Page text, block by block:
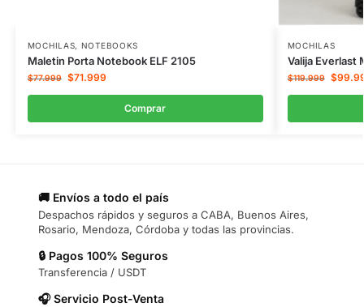
MOCHILAS, NOTEBOOKS
Maletin Porta Notebook ELF 2105
$77.999 $71.999
Comprar
MOCHILAS
Valija Everlast
$119.999 $
🚚 Envíos a todo el país
Despachos rápidos y seguros a CABA, Buenos Aires,
Rosario, Mendoza, Córdoba y todas las provincias.
🔒 Pagos 100% Seguros
Transferencia / USDT
🎧 Servicio Post-Venta